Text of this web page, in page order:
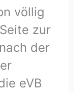
völlig
zur
der
eVB